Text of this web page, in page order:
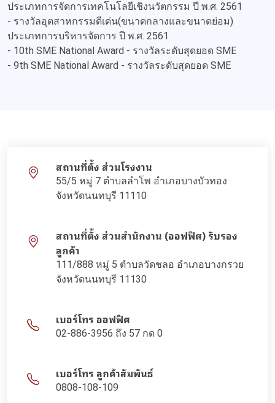
ประเภทการจัดการเทคโนโลยีเชิงนวัตกรรม ปี พ.ศ. 2561
- รางวัลอุตสาหกรรมดีเด่น(ขนาดกลางและขนาดย่อม)
ประเภทการบริหารจัดการ ปี พ.ศ. 2561
- 10th SME National Award - รางวัลระดับสุดยอด SME
- 9th SME National Award - รางวัลระดับสุดยอด SME
สถานที่ตั้ง ส่วนโรงงาน
55/5 หมู่ 7 ตำบลลำโพ อำเภอบางบัวทอง
จังหวัดนนทบุรี 11110
สถานที่ตั้ง ส่วนสำนักงาน (ออฟฟิศ) รับรอง
ลูกค้า
111/888 หมู่ 5 ตำบลวัดชลอ อำเภอบางกรวย
จังหวัดนนทบุรี 11130
เบอร์โทร ออฟฟิศ
02-886-3956 ถึง 57 กด 0
เบอร์โทร ลูกค้าสัมพันธ์
0808-108-109